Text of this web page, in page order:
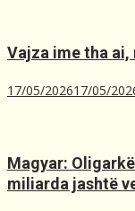
Vajza ime tha ai,
17/05/202617/05/
Magyar:
miliarda jashtë